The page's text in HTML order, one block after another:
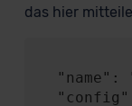
das hier